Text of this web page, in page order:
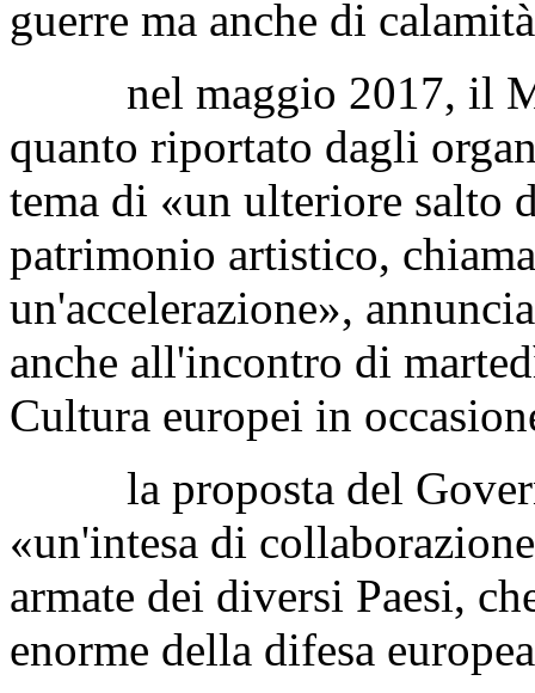
guerre ma anche di
nel maggio 2017, il
quanto riportato dagli
tema di «un ulteriore salto
patrimonio artistico,
un'accelerazione»,
anche all'incontro di
Cultura europei in
la proposta del
«un'intesa di
armate dei diversi Paesi,
enorme della difesa